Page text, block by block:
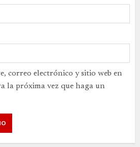
correo electrónico y sitio web en
la próxima vez que haga un